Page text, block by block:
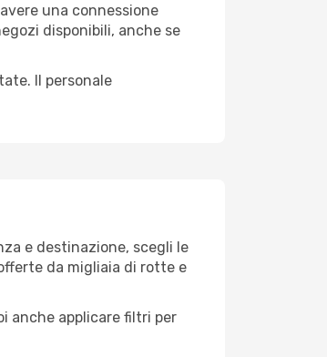
una connessione
disponibili, anche se
Il personale
e destinazione, scegli le
da migliaia di rotte e
anche applicare filtri per